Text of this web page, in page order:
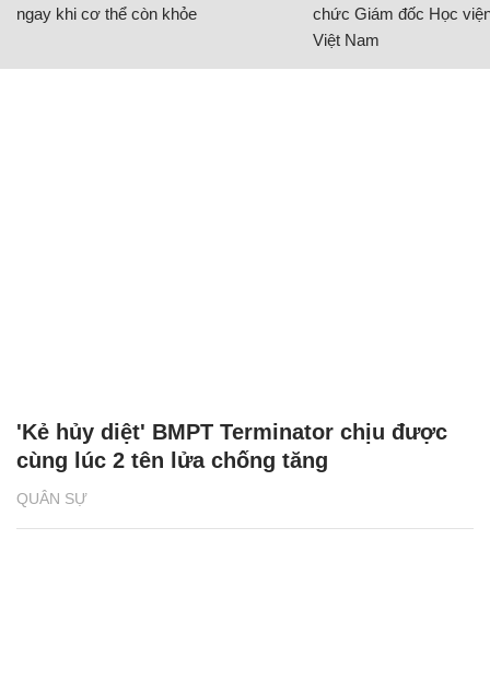
ngay khi cơ thể còn khỏe
chức Giám đốc Học
Việt Nam
QUÂN SỰ
'Kẻ hủy diệt' BMPT Terminator chịu được
cùng lúc 2 tên lửa chống tăng